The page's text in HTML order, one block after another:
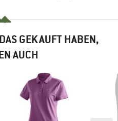
GEKAUFT HABEN,
AUCH